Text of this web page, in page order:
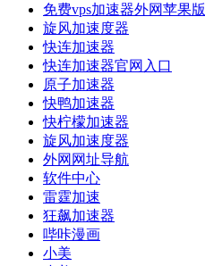
免费vps加速器外网苹果版
旋风加速度器
快连加速器
快连加速器官网入口
原子加速器
快鸭加速器
快柠檬加速器
旋风加速度器
外网网址导航
软件中心
雷霆加速
狂飙加速器
哔咔漫画
小美